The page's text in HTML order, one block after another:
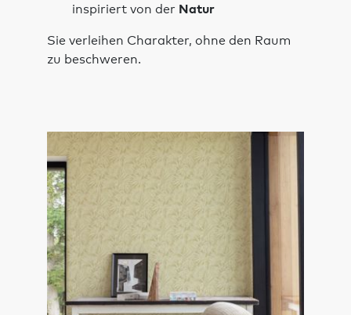
inspiriert von der Natur
Sie verleihen Charakter, ohne den Raum
zu beschweren.